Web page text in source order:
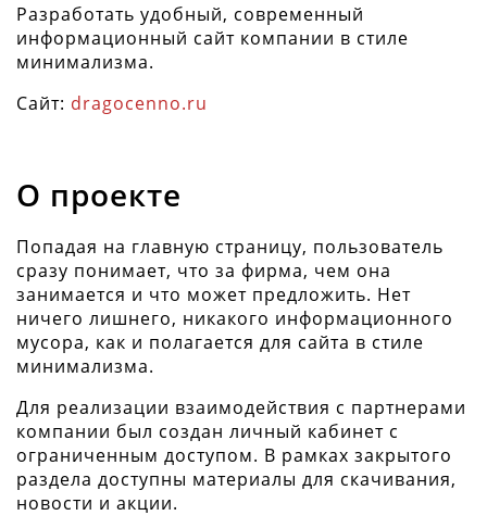
Разработать удобный, современный
информационный сайт компании в стиле
минимализма.
Сайт: dragocenno.ru
О проекте
Попадая на главную страницу, пользователь
сразу понимает, что за фирма, чем она
занимается и что может предложить. Нет
ничего лишнего, никакого информационного
мусора, как и полагается для сайта в стиле
минимализма.
Для реализации взаимодействия с партнерами
компании был создан личный кабинет с
ограниченным доступом. В рамках закрытого
раздела доступны материалы для скачивания,
новости и акции.